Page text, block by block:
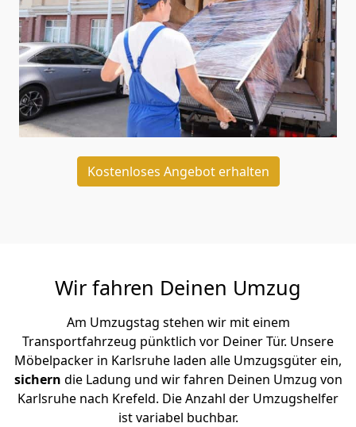
Kostenloses Angebot erhalten
Wir fahren Deinen Umzug
Am Umzugstag stehen wir mit einem
Transportfahrzeug pünktlich vor Deiner Tür. Unsere
Möbelpacker in Karlsruhe laden alle Umzugsgüter ein,
sichern die Ladung und wir fahren Deinen Umzug von
Karlsruhe nach Krefeld. Die Anzahl der Umzugshelfer
ist variabel buchbar.